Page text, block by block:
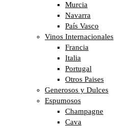
Murcia
Navarra
País Vasco
Vinos Internacionales
Francia
Italia
Portugal
Otros Paises
Generosos y Dulces
Espumosos
Champagne
Cava